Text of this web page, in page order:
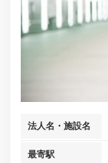
法人名・施設名
最寄駅